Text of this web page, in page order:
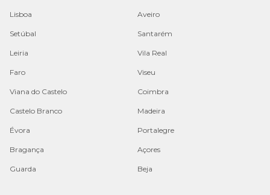
Lisboa Aveiro
Setúbal Santarém
Leiria Vila Real
Faro Viseu
Viana do Castelo Coimbra
Castelo Branco Madeira
Évora Portalegre
Bragança Açores
Guarda Beja